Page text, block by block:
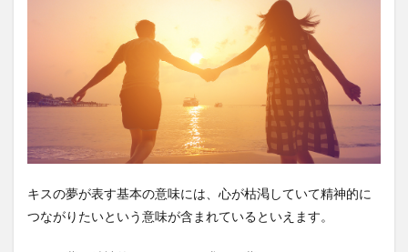
キスの夢が表す基本の意味には、心が枯渇していて精神的に
つながりたいという意味が含まれているといえます。